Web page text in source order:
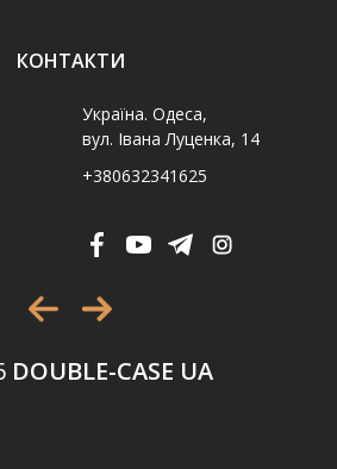
КОНТАКТИ
Україна. Одеса,
вул. Івана Луценка, 14
+380632341625
DOUBLE-CASE UA